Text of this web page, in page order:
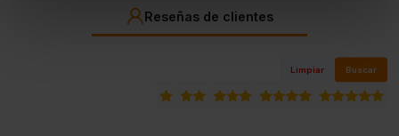
Reseñas de clientes
Limpiar Buscar